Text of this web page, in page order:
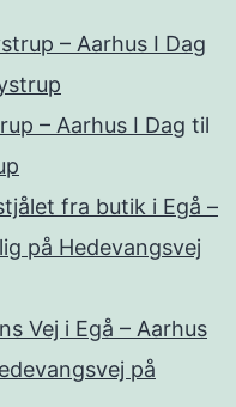
– Aarhus I Dag
– Aarhus I Dag til
fra butik i Egå –
på Hedevangsvej
Vej i Egå – Aarhus
på